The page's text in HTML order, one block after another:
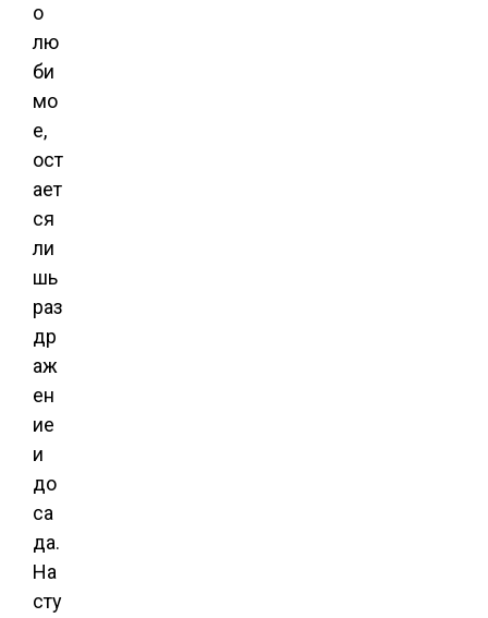
о
лю
би
мо
е,
ост
ает
ся
ли
шь
раз
др
аж
ен
ие
и
до
са
да.
На
сту